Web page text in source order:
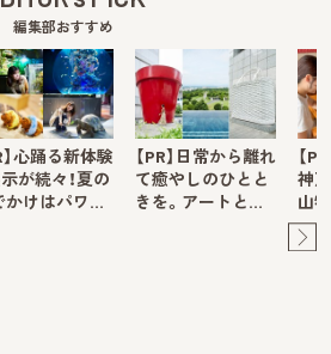
編集部おすすめ
】心踊る新体験
が続々！夏の
かけはパワ…
【PR】日常から離れ
て癒やしのひとと
きを。アートと…
【
神
山